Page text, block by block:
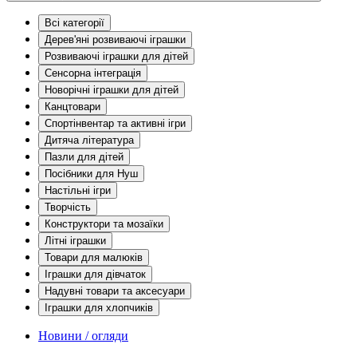
Всі категорії
Дерев'яні розвиваючі іграшки
Розвиваючі іграшки для дітей
Сенсорна інтеграція
Новорічні іграшки для дітей
Канцтовари
Спортінвентар та активні ігри
Дитяча література
Пазли для дітей
Посібники для Нуш
Настільні ігри
Творчість
Конструктори та мозаїки
Літні іграшки
Товари для малюків
Іграшки для дівчаток
Надувні товари та аксесуари
Іграшки для хлопчиків
Новини / огляди